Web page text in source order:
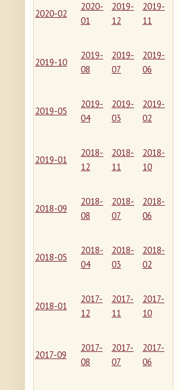
2020-02
2020-
01
2019-
12
2019-
11
2019-10
2019-
08
2019-
07
2019-
06
2019-05
2019-
04
2019-
03
2019-
02
2019-01
2018-
12
2018-
11
2018-
10
2018-09
2018-
08
2018-
07
2018-
06
2018-05
2018-
04
2018-
03
2018-
02
2018-01
2017-
12
2017-
11
2017-
10
2017-09
2017-
08
2017-
07
2017-
06